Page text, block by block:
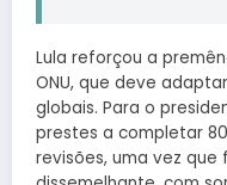
Lula reforçou a
ONU, que deve
globais. Para o
prestes a completar
revisões, uma vez